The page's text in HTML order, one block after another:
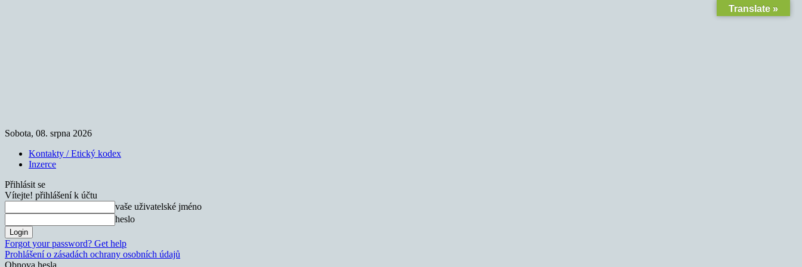
Sobota, 08. srpna 2026
Kontakty / Etický kodex
Inzerce
Přihlásit se
Vítejte! přihlášení k účtu
vaše uživatelské jméno
heslo
Forgot your password? Get help
Prohlášení o zásadách ochrany osobních údajů
Obnova hesla
Translate »